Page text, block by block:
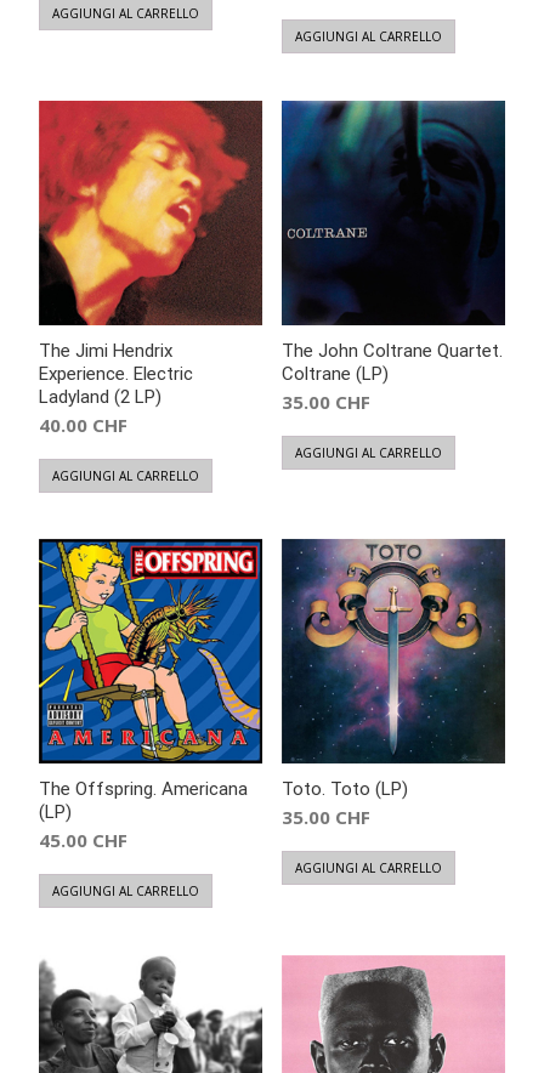
AGGIUNGI AL CARRELLO
AGGIUNGI AL CARRELLO
The Jimi Hendrix
Experience. Electric
Ladyland (2 LP)
40.00 CHF
AGGIUNGI AL CARRELLO
The John Coltrane Quartet.
Coltrane (LP)
35.00 CHF
AGGIUNGI AL CARRELLO
The Offspring. Americana
(LP)
45.00 CHF
AGGIUNGI AL CARRELLO
Toto. Toto (LP)
35.00 CHF
AGGIUNGI AL CARRELLO